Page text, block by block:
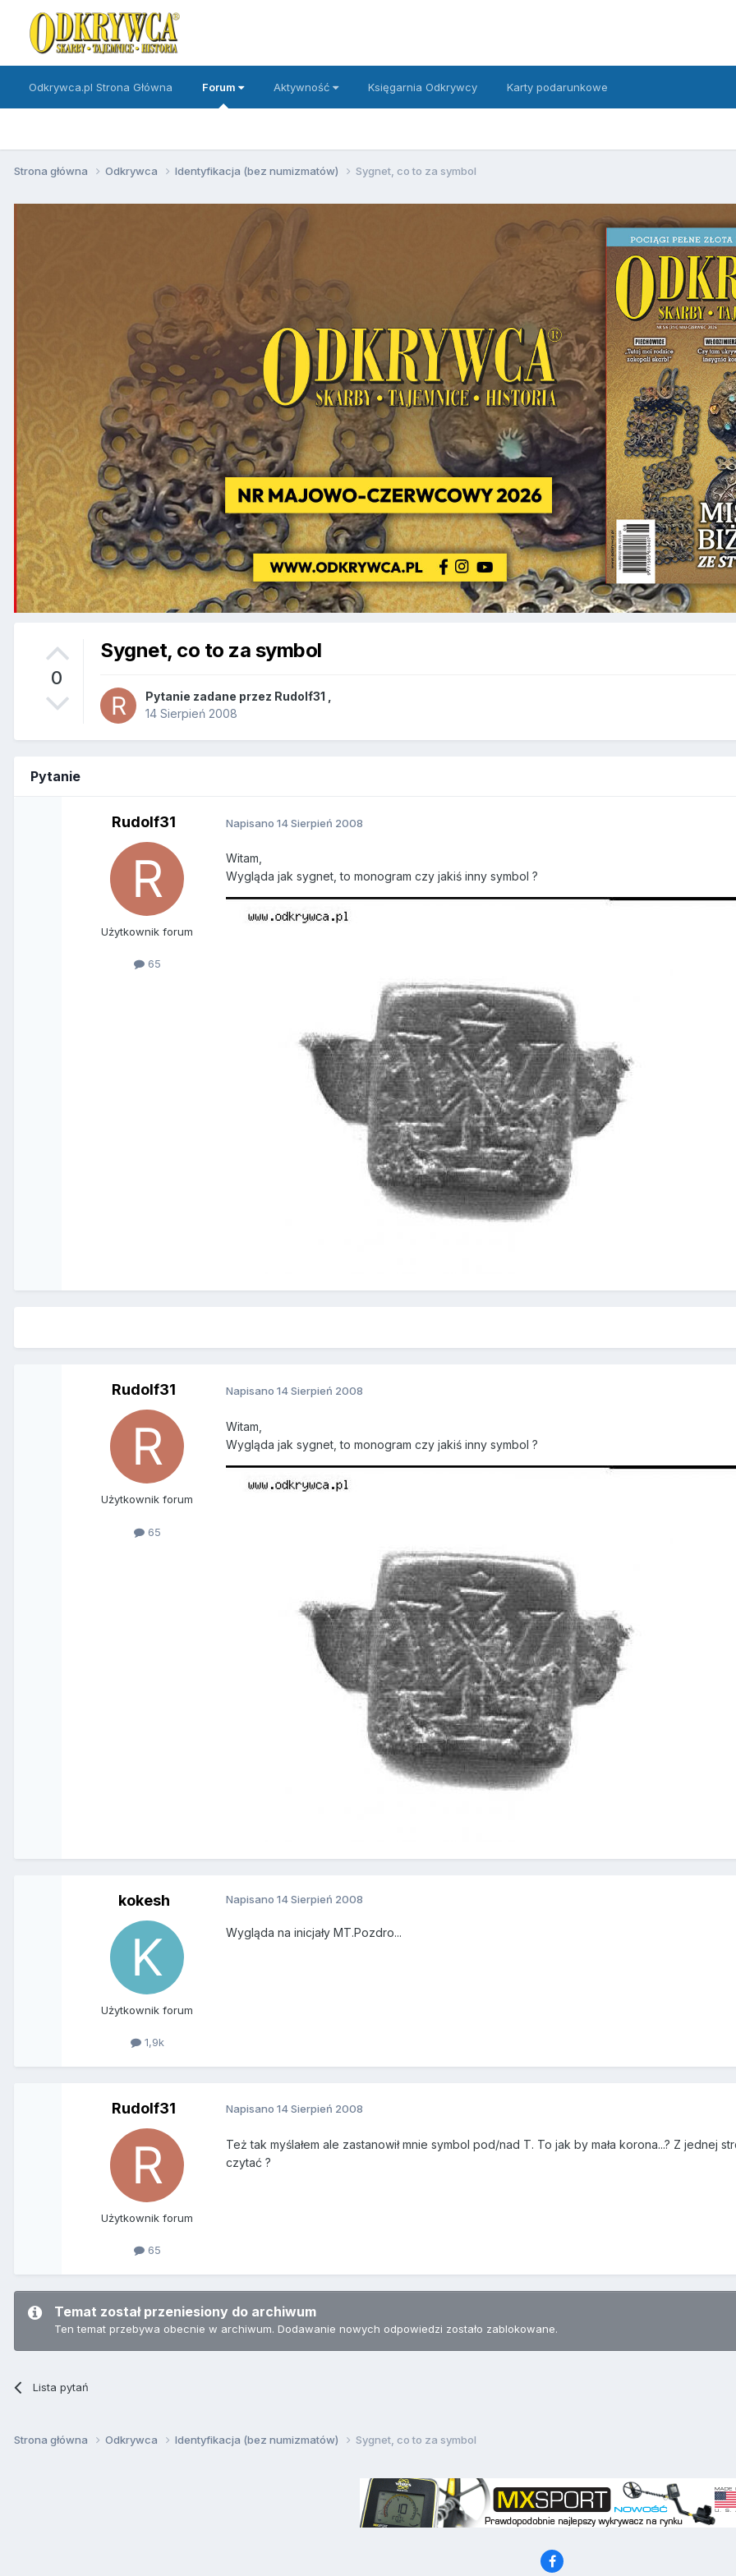
Odkrywca.pl Strona Główna Forum Aktywność Księgarnia Odkrywcy Karty podarunkowe
Strona główna Odkrywca Identyfikacja (bez numizmatów) Sygnet, co to za symbol
0
Sygnet, co to za symbol
Pytanie zadane przez Rudolf31
14 Sierpień 2008
Pytanie
Rudolf31
Użytkownik forum
65
Napisano14 Sierpień 2008
Witam,
Wygląda jak sygnet, to monogram czy jakiś inny symbol ?
Rudolf31
Użytkownik forum
65
Napisano14 Sierpień 2008
Witam,
Wygląda jak sygnet, to monogram czy jakiś inny symbol ?
kokesh
Użytkownik forum
1,9k
Napisano14 Sierpień 2008
Wygląda na inicjały MT.Pozdro...
Rudolf31
Użytkownik forum
65
Napisano14 Sierpień 2008
Też tak myślałem ale zastanowił mnie symbol pod/nad T. To jak by mała korona...? Z
czytać ?
Temat został przeniesiony do archiwum
Ten temat przebywa obecnie w archiwum. Dodawanie nowych odpowiedzi zostało zablokowane.
Lista pytań
Strona główna Odkrywca Identyfikacja (bez numizmatów) Sygnet, co to za symbol